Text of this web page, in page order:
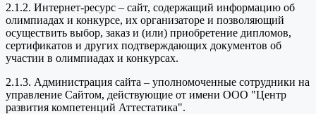
2.1.2. Интернет-ресурс – сайт, содержащий информацию об
олимпиадах и конкурсе, их организаторе и позволяющий
осуществить выбор, заказ и (или) приобретение дипломов,
сертификатов и других подтверждающих документов об
участии в олимпиадах и конкурсах.
2.1.3. Администрация сайта – уполномоченные сотрудники на
управление Сайтом, действующие от имени ООО "Центр
развития компетенций Аттестатика".